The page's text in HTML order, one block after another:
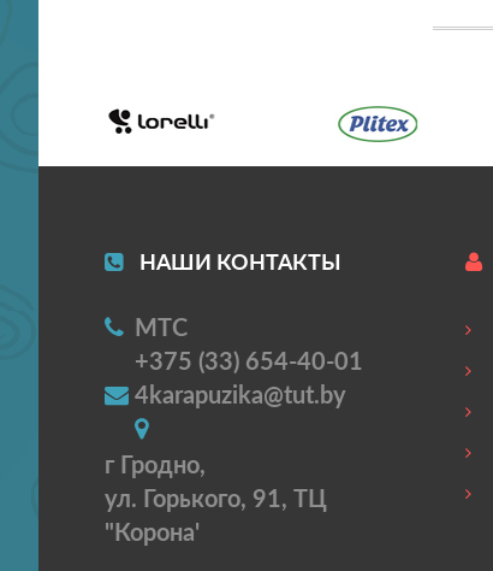
НАШИ КОНТАКТЫ
МТС
+375 (33) 654-40-01
4karapuzika@tut.by
г Гродно,
ул. Горького, 91, ТЦ
"Корона'